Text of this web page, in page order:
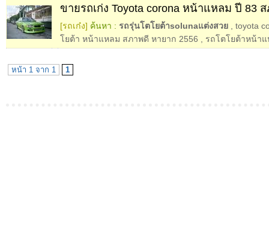
ขายรถเก่ง Toyota corona หน้าแหลม ปี 83
[รถเก๋ง] ค้นหา : รถรุ่นโตโยต้าsolunaแต่งสวย
toyota
โยต้า หน้าแหลม สภาพดี หายาก 2556
รถโตโยต้าหน้า
หน้า 1 จาก 1 1